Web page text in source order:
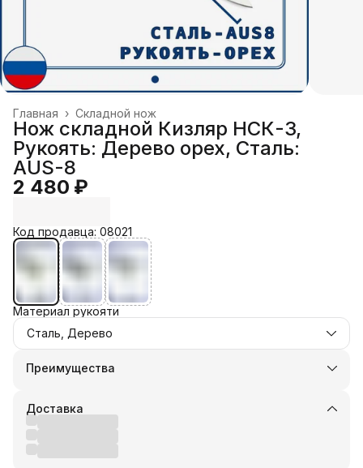
Складной нож
Главная ›
Нож складной Кизляр НСК-3,
Рукоять: Дерево орех, Сталь:
AUS-8
2 480 ₽
Код продавца: 08021
Материал рукояти
Сталь, Дерево
Преимущества
Оплата частями в Сплит
Удобный возврат
Доставка